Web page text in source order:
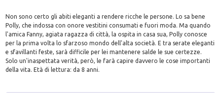
Non sono certo gli abiti eleganti a rendere ricche le persone. Lo sa bene
Polly, che indossa con onore vestitini consumati e fuori moda. Ma quando
l'amica Fanny, agiata ragazza di città, la ospita in casa sua, Polly conosce
per la prima volta lo sfarzoso mondo dell'alta società. E tra serate eleganti
e sfavillanti feste, sarà difficile per lei mantenere salde le sue certezze.
Solo un'inaspettata verità, però, le farà capire davvero le cose importanti
della vita. Età di lettura: da 8 anni.